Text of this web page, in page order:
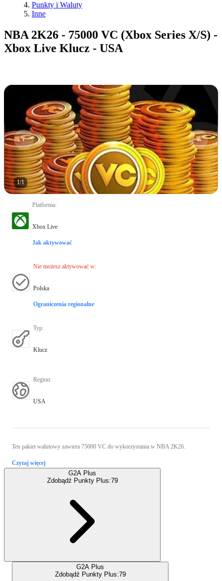
Punkty i Waluty
Inne
NBA 2K26 - 75000 VC (Xbox Series X/S) -
Xbox Live Klucz - USA
1/1
Platforma:
Xbox Live
Jak aktywować
Nie możesz aktywować w:
Polska
Ograniczenia regionalne
Typ:
Klucz
Region:
USA
Ten pakiet walutowy zawiera 75000 VC do wykorzystania w NBA 2K26.
Czytaj więcej
G2A Plus
Zdobądź Punkty Plus:79
G2A Plus
Zdobądź Punkty Plus:79